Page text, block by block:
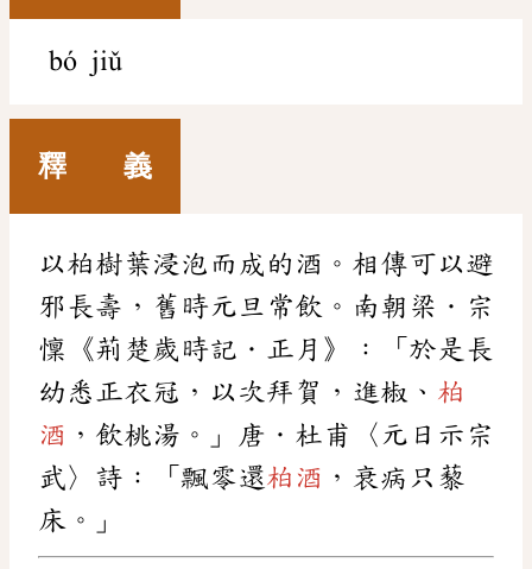
bó jiǔ
釋 義
以柏樹葉浸泡而成的酒。相傳可以避
邪長壽，舊時元旦常飲。南朝梁．宗
懍《荊楚歲時記．正月》：「於是長
幼悉正衣冠，以次拜賀，進椒、 柏
酒 ，飲桃湯。」唐．杜甫〈元日示宗
武〉詩：「飄零還柏酒 ，衰病只藜
床。」